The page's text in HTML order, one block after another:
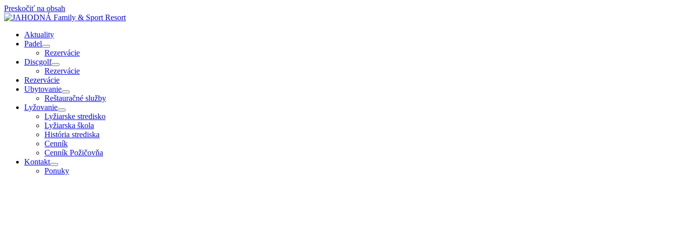
Preskočiť na obsah
Aktuality
Padel
Rezervácie
Discgolf
Rezervácie
Rezervácie
Ubytovanie
Reštauračné služby
Lyžovanie
Lyžiarske stredisko
Lyžiarska škola
História strediska
Cenník
Cenník Požičovňa
Kontakt
Ponuky